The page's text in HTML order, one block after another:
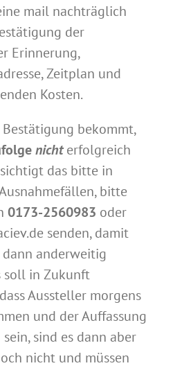
mail nachträglich
der
Erinnerung,
Zeitplan und
Kosten.
bekommt,
nicht erfolgreich
das bitte in
bitte
0173-2560983 oder
senden, damit
anderweitig
soll in Zukunft
Aussteller morgens
und der Auffassung
sind es dann aber
nicht und müssen